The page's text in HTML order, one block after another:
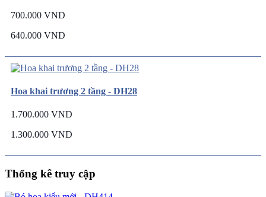
700.000 VND
640.000 VND
Hoa khai trương 2 tầng - DH28
1.700.000 VND
1.300.000 VND
Thống kê truy cập